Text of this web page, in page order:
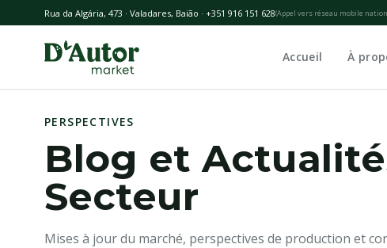
Skip to main content
Rua da Algária, 473 · Valadares, Baião · +351 916 151 628(Appel vers réseau mobile
Accueil À
PERSPECTIVES
Blog et
Secteur
Mises à jour du marché, perspectives de production et